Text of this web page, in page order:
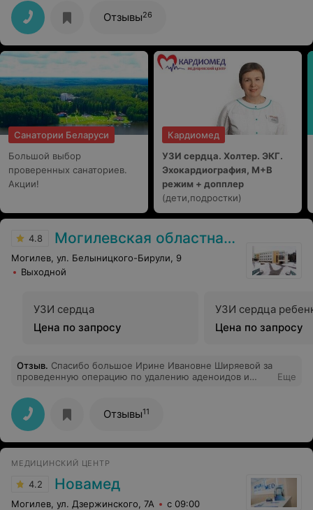
благодарность за профессионализм!!
Отзывы26
Санатории Беларуси
Большой выбор
проверенных санаториев.
Акции!
Кардиомед
УЗИ сердца. Холтер. ЭКГ.
Эхокардиография, М+В
режим + допплер
(дети,подростки)
4.8 Могилевская областная детская больница
Могилев, ул. Белыницкого-Бирули, 9
Выходной
УЗИ сердца
Цена по запросу
УЗИ сердца
Цена по запросу
Отзыв. Спасибо большое Ирине Ивановне Ширяевой за
проведенную операцию по удалению аденоидов и
безболезненно для ребенка и мамы.
Еще
Отзывы11
МЕДИЦИНСКИЙ ЦЕНТР
4.2 Новамед
Могилев, ул. Дзержинского, 7А с 09:00